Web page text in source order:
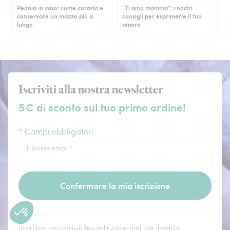
Peonia in vaso: come curarla e
conservare un mazzo più a
lungo
“Ti amo mamma”: i nostri
consigli per esprimerle il tuo
amore
Iscriviti alla nostra newsletter
5€ di sconto sul tuo primo ordine!
* Campi obbligatori
Indirizzo email *
Confermare la mia iscrizione
Interflora raccoglie il Suo indirizzo e-mail per inviarLe